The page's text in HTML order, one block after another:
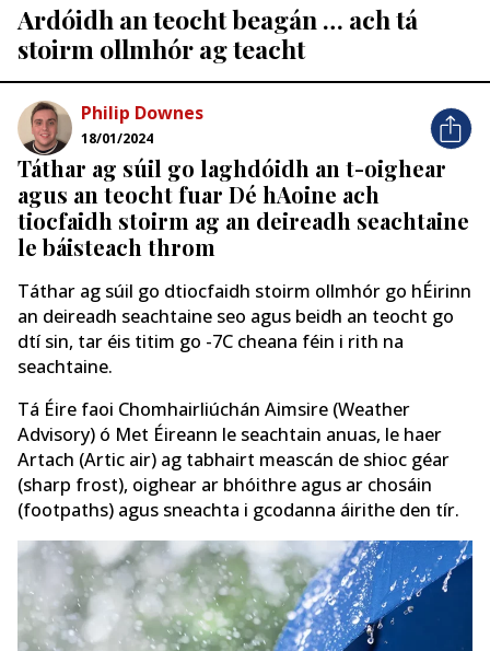
Ardóidh an teocht beagán … ach tá
stoirm ollmhór ag teacht
Philip Downes
18/01/2024
Táthar ag súil go laghdóidh an t-oighear
agus an teocht fuar Dé hAoine ach
tiocfaidh stoirm ag an deireadh seachtaine
le báisteach throm
Táthar ag súil go dtiocfaidh stoirm ollmhór go hÉirinn
an deireadh seachtaine seo agus beidh an teocht go
dtí sin, tar éis titim go -7C cheana féin i rith na
seachtaine.
Tá Éire faoi Chomhairliúchán Aimsire (Weather
Advisory) ó Met Éireann le seachtain anuas, le haer
Artach (Artic air) ag tabhairt meascán de shioc géar
(sharp frost), oighear ar bhóithre agus ar chosáin
(footpaths) agus sneachta i gcodanna áirithe den tír.